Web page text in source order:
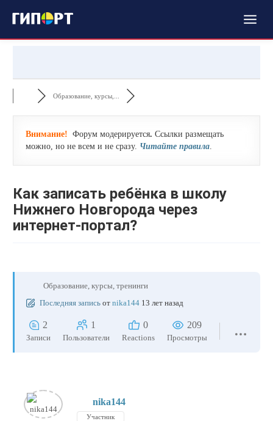
Образование, курсы,...
Внимание! Форум модерируется. Ссылки размещать
можно, но не всем и не сразу. Читайте правила.
Как записать ребёнка в школу
Нижнего Новгорода через
интернет-портал?
Образование, курсы, тренинги
Последняя запись от nika144 13 лет назад
2
Записи
1
Пользователи
0
Reactions
209
Просмотры
nika144
Участник